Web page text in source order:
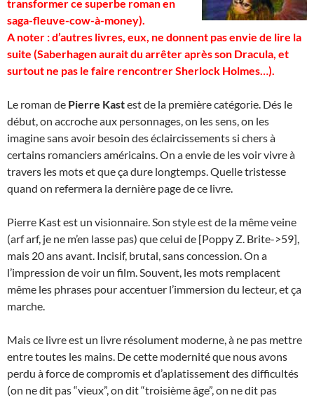
transformer ce superbe roman en
saga-fleuve-cow-à-money).
A noter : d’autres livres, eux, ne donnent pas envie de lire la
suite (Saberhagenaurait du arrêter après son Dracula, et
surtout ne pas le faire rencontrer Sherlock Holmes…).
Le roman de Pierre Kastest de la première catégorie. Dés le
début, on accroche aux personnages, on les sens, on les
imagine sans avoir besoin des éclaircissements si chers à
certains romanciers américains. On a envie de les voir vivre à
travers les mots et que ça dure longtemps. Quelle tristesse
quand on refermera la dernière page de ce livre.
Pierre Kast est un visionnaire. Son style est de la même veine
(arf arf, je ne m’en lasse pas) que celui de [Poppy Z. Brite->59],
mais 20 ans avant. Incisif, brutal, sans concession. On a
l’impression de voir un film. Souvent, les mots remplacent
même les phrases pour accentuer l’immersion du lecteur, et ça
marche.
Mais ce livre est un livre résolument moderne, à ne pas mettre
entre toutes les mains. De cette modernité que nous avons
perdu à force de compromis et d’aplatissement des difficultés
(on ne dit pas “vieux”, on dit “troisième âge”, on ne dit pas